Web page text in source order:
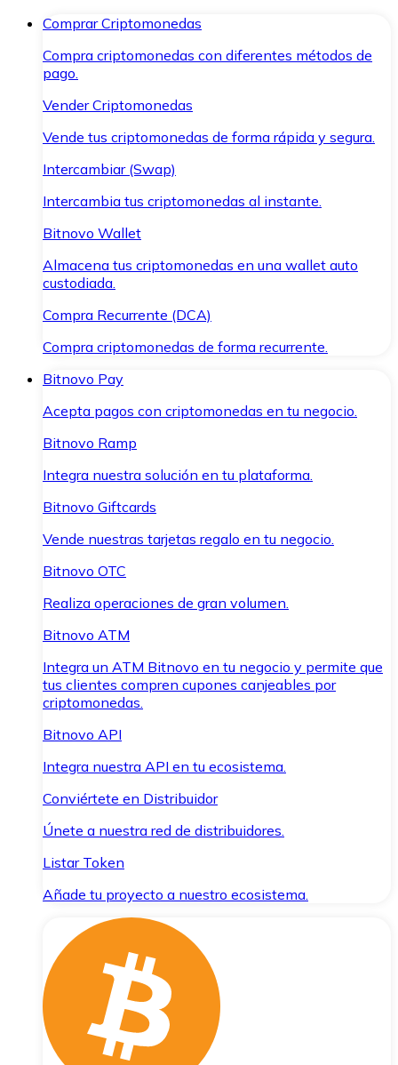
Comprar Criptomonedas
Compra criptomonedas con diferentes métodos de
pago.
Vender Criptomonedas
Vende tus criptomonedas de forma rápida y segura.
Intercambiar (Swap)
Intercambia tus criptomonedas al instante.
Bitnovo Wallet
Almacena tus criptomonedas en una wallet auto
custodiada.
Compra Recurrente (DCA)
Compra criptomonedas de forma recurrente.
Bitnovo Pay
Acepta pagos con criptomonedas en tu negocio.
Bitnovo Ramp
Integra nuestra solución en tu plataforma.
Bitnovo Giftcards
Vende nuestras tarjetas regalo en tu negocio.
Bitnovo OTC
Realiza operaciones de gran volumen.
Bitnovo ATM
Integra un ATM Bitnovo en tu negocio y permite que
tus clientes compren cupones canjeables por
criptomonedas.
Bitnovo API
Integra nuestra API en tu ecosistema.
Conviértete en Distribuidor
Únete a nuestra red de distribuidores.
Listar Token
Añade tu proyecto a nuestro ecosistema.